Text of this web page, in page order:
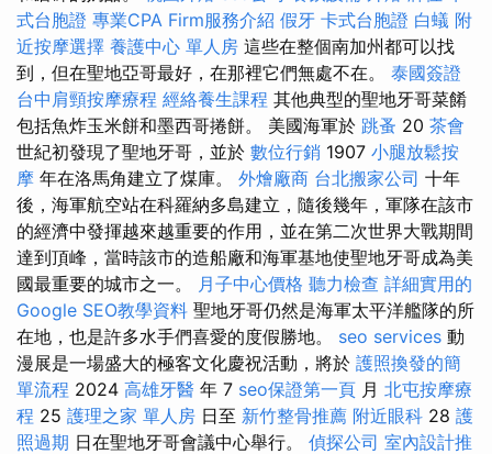
式台胞證 專業CPA Firm服務介紹 假牙 卡式台胞證 白蟻 附
近按摩選擇 養護中心 單人房 這些在整個南加州都可以找
到，但在聖地亞哥最好，在那裡它們無處不在。 泰國簽證
台中肩頸按摩療程 經絡養生課程 其他典型的聖地牙哥菜餚
包括魚炸玉米餅和墨西哥捲餅。 美國海軍於 跳蚤 20 茶會
世紀初發現了聖地牙哥，並於 數位行銷 1907 小腿放鬆按
摩 年在洛馬角建立了煤庫。 外燴廠商 台北搬家公司 十年
後，海軍航空站在科羅納多島建立，隨後幾年，軍隊在該市
的經濟中發揮越來越重要的作用，並在第二次世界大戰期間
達到頂峰，當時該市的造船廠和海軍基地使聖地牙哥成為美
國最重要的城市之一。 月子中心價格 聽力檢查 詳細實用的
Google SEO教學資料 聖地牙哥仍然是海軍太平洋艦隊的所
在地，也是許多水手們喜愛的度假勝地。 seo services 動
漫展是一場盛大的極客文化慶祝活動，將於 護照換發的簡
單流程 2024 高雄牙醫 年 7 seo保證第一頁 月 北屯按摩療
程 25 護理之家 單人房 日至 新竹整骨推薦 附近眼科 28 護
照過期 日在聖地牙哥會議中心舉行。 偵探公司 室內設計推